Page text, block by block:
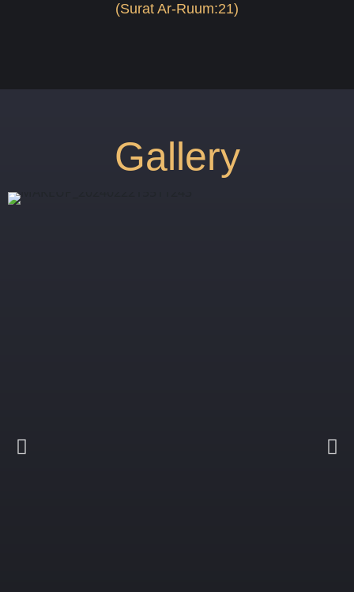
(Surat Ar-Ruum:21)
Gallery